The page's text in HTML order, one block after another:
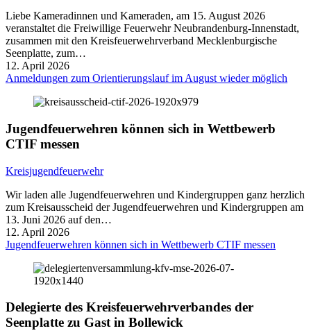
Liebe Kameradinnen und Kameraden, am 15. August 2026
veranstaltet die Freiwillige Feuerwehr Neubrandenburg-Innenstadt,
zusammen mit den Kreisfeuerwehrverband Mecklenburgische
Seenplatte, zum…
12. April 2026
Anmeldungen zum Orientierungslauf im August wieder möglich
Jugendfeuerwehren können sich in Wettbewerb
CTIF messen
Kreisjugendfeuerwehr
Wir laden alle Jugendfeuerwehren und Kindergruppen ganz herzlich
zum Kreisausscheid der Jugendfeuerwehren und Kindergruppen am
13. Juni 2026 auf den…
12. April 2026
Jugendfeuerwehren können sich in Wettbewerb CTIF messen
Delegierte des Kreisfeuerwehrverbandes der
Seenplatte zu Gast in Bollewick